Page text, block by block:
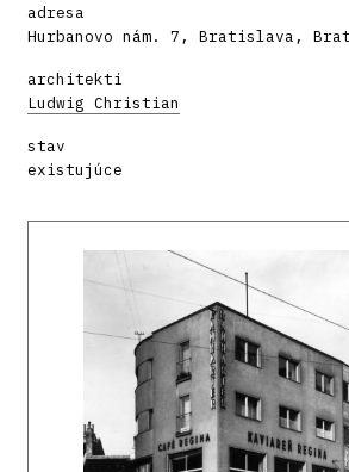
adresa
Hurbanovo nám. 7, Bratislava,
architekti
Ludwig Christian
stav
existujúce